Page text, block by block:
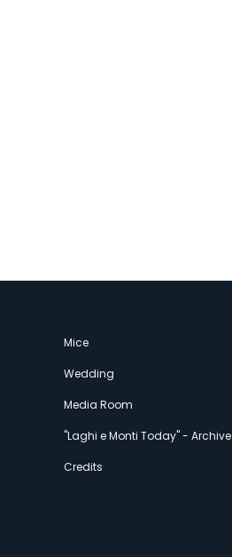
Mice
Wedding
Media Room
"Laghi e Monti Today" - Archive
Credits